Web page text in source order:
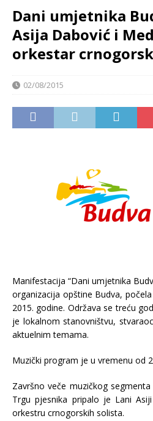
Dani umjetnika
Asija Dabović i
orkestar
02/08/2015
Manifestacija “Dani umjetnika
organizacija opštine Budva,
2015. godine. Održava se treću
je lokalnom stanovništvu,
aktuelnim temama.
Muzički program je u vremenu od
Završno veče muzičkog
Trgu pjesnika pripalo je Lani
orkestru crnogorskih solista.